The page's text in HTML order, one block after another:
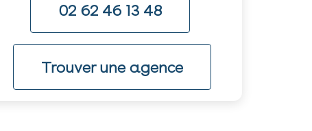
02 62 46 13 48
Trouver une agence